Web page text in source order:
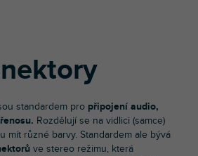
standardem pro připojení audio,
Rozdělují se na vidlici (samce)
mít různé barvy. Standardem ale bývá
ve stereo režimu, která